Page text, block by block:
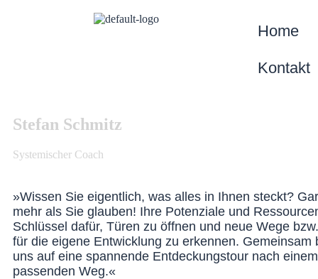
Home
Kontakt
Stefan Schmitz
Systemischer Coach
»Wissen Sie eigentlich, was alles in Ihnen steckt?
mehr als Sie glauben! Ihre Potenziale und
Schlüssel dafür, Türen zu öffnen und neue Wege
für die eigene Entwicklung zu erkennen. Gemeinsam
uns auf eine spannende Entdeckungstour nach
passenden Weg.«